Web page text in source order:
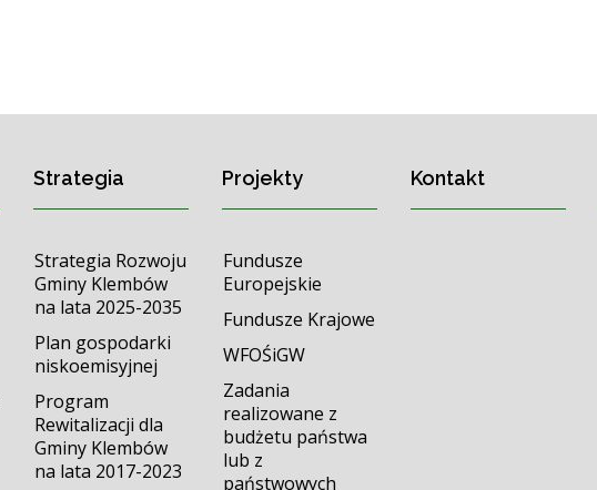
Strategia
Strategia Rozwoju
Gminy Klembów
na lata 2025-2035
Plan gospodarki
niskoemisyjnej
Program
Rewitalizacji dla
Gminy Klembów
na lata 2017-2023
Projekty
Fundusze
Europejskie
Fundusze Krajowe
WFOŚiGW
Zadania
realizowane z
budżetu państwa
lub z
państwowych
Kontakt